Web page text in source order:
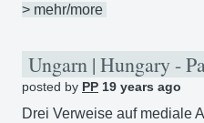
> mehr/more
Ungarn | Hungary -
posted by PP 19 years ago
Drei Verweise auf mediale